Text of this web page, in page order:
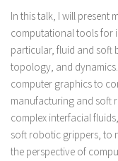
In this talk, I will present
computational tools for
particular, fluid and soft
topology, and
computer graphics to
manufacturing and soft
complex interfacial
soft robotic grippers, to
the perspective of